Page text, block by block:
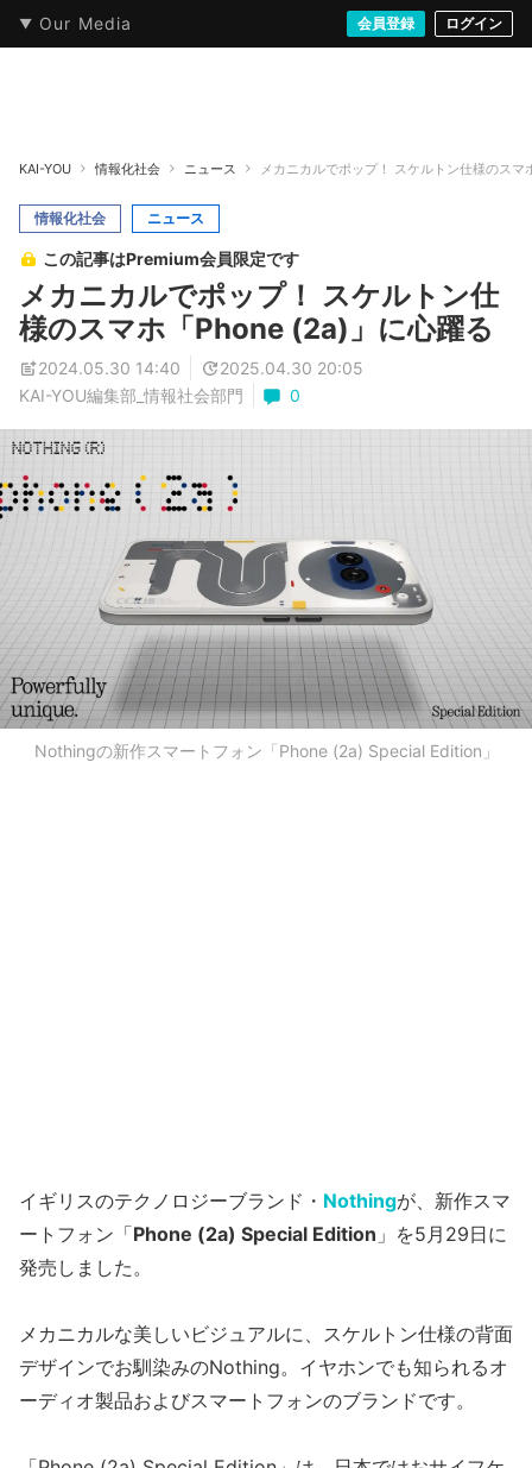
Our Media 会員登録 ログイン
本・文芸 情報化社会 音楽・映像 ゲームストリート
KAI-YOU 情報化社会 ニュース メカニカルでポップ！ スケルトン仕様のス
情報化社会 ニュース
この記事はPremium会員限定です
メカニカルでポップ！ スケルトン仕
様のスマホ「Phone (2a)」に心躍る
2024.05.30 14:40
2025.04.30 20:05
KAI-YOU編集部_情報社会部門
0
Nothingの新作スマートフォン「Phone (2a) Special Edition」
イギリスのテクノロジーブランド・ Nothingが、新作スマ
ートフォン「Phone (2a) Special Edition 」を5月29日に
発売しました。
メカニカルな美しいビジュアルに、スケルトン仕様の背面
デザインでお馴染みのNothing。イヤホンでも知られるオ
ーディオ製品およびスマートフォンのブランドです。